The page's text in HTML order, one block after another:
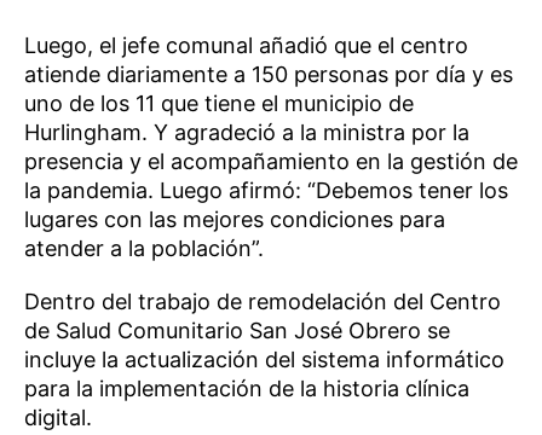
Luego, el jefe comunal añadió que el centro
atiende diariamente a 150 personas por día y es
uno de los 11 que tiene el municipio de
Hurlingham. Y agradeció a la ministra por la
presencia y el acompañamiento en la gestión de
la pandemia. Luego afirmó: “Debemos tener los
lugares con las mejores condiciones para
atender a la población”.
Dentro del trabajo de remodelación del Centro
de Salud Comunitario San José Obrero se
incluye la actualización del sistema informático
para la implementación de la historia clínica
digital.